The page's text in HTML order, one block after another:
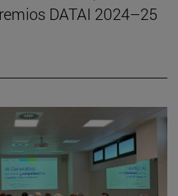
DATAI 2024–25